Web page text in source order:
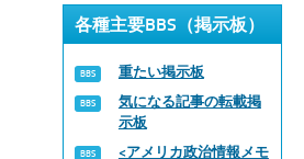
各種主要BBS（掲示板）
重たい掲示板
気になる記事の転載掲
示板
<アメリカ政治情報メモ